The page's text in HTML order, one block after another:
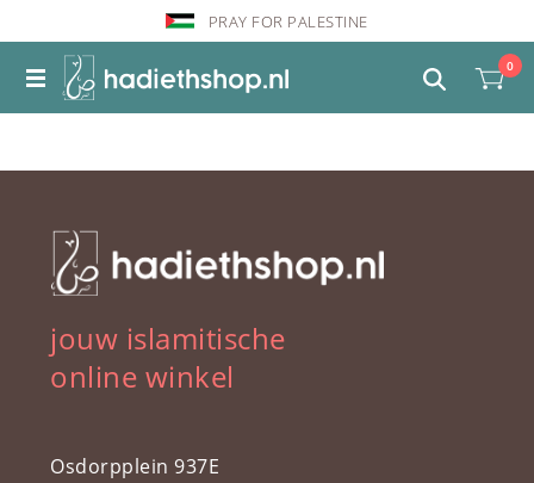
PRAY FOR PALESTINE
0
jouw islamitische
online winkel
Osdorpplein 937E